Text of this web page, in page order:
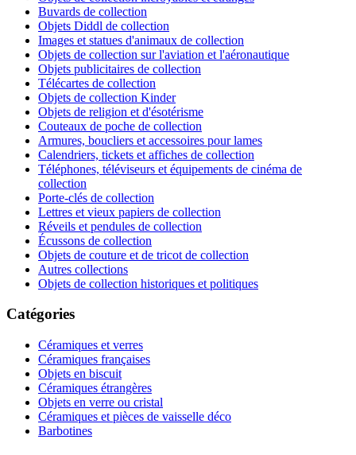
Buvards de collection
Objets Diddl de collection
Images et statues d'animaux de collection
Objets de collection sur l'aviation et l'aéronautique
Objets publicitaires de collection
Télécartes de collection
Objets de collection Kinder
Objets de religion et d'ésotérisme
Couteaux de poche de collection
Armures, boucliers et accessoires pour lames
Calendriers, tickets et affiches de collection
Téléphones, téléviseurs et équipements de cinéma de
collection
Porte-clés de collection
Lettres et vieux papiers de collection
Réveils et pendules de collection
Écussons de collection
Objets de couture et de tricot de collection
Autres collections
Objets de collection historiques et politiques
Catégories
Céramiques et verres
Céramiques françaises
Objets en biscuit
Céramiques étrangères
Objets en verre ou cristal
Céramiques et pièces de vaisselle déco
Barbotines